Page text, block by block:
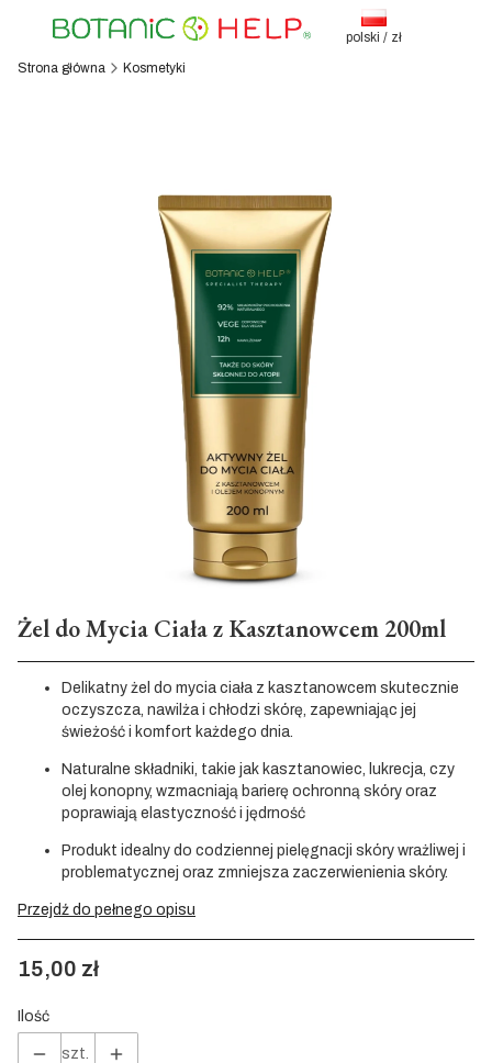
polski / zł
Strona główna
Kosmetyki
Żel do Mycia Ciała z Kasztanowcem 200ml
Delikatny żel do mycia ciała z kasztanowcem skutecznie
oczyszcza, nawilża i chłodzi skórę, zapewniając jej
świeżość i komfort każdego dnia.
Naturalne składniki, takie jak kasztanowiec, lukrecja, czy
olej konopny, wzmacniają barierę ochronną skóry oraz
poprawiają elastyczność i jędrność
Produkt idealny do codziennej pielęgnacji skóry wrażliwej i
problematycznej oraz zmniejsza zaczerwienienia skóry.
Przejdź do pełnego opisu
Cena
15,00 zł
Ilość
szt.